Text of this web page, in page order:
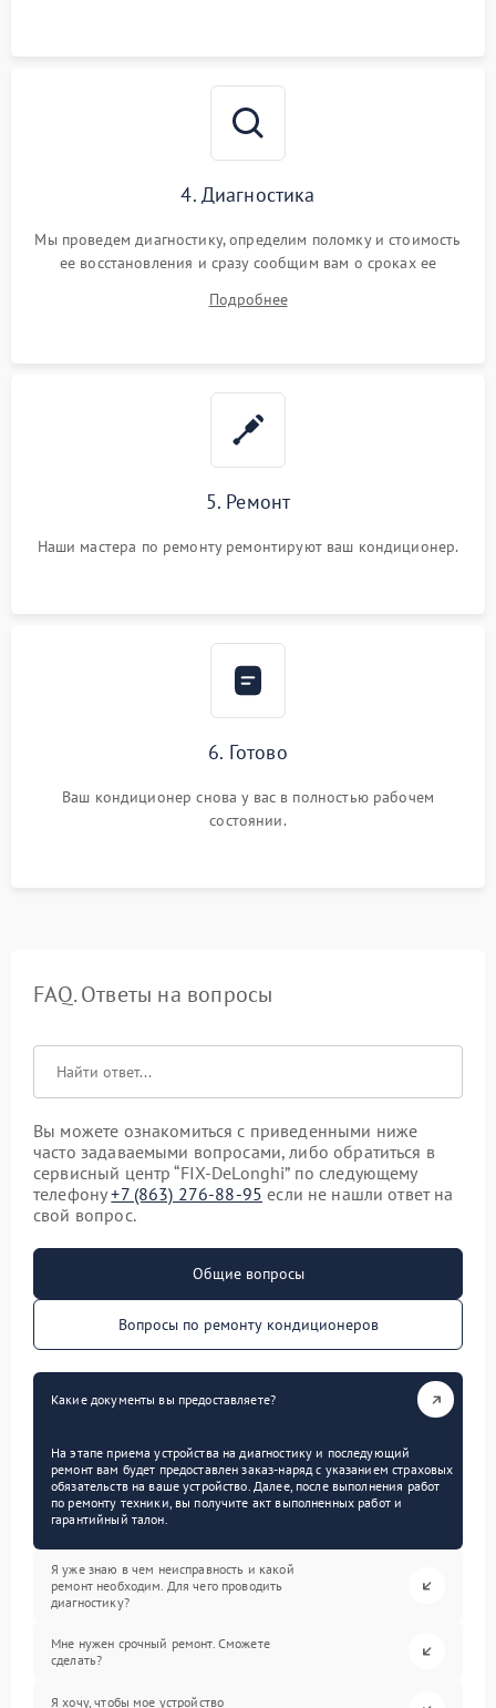
4. Диагностика
Мы проведем диагностику, определим поломку и стоимость
ее восстановления и сразу сообщим вам о сроках ее
Подробнее
5. Ремонт
Наши мастера по ремонту ремонтируют ваш кондиционер.
6. Готово
Ваш кондиционер снова у вас в полностью рабочем
состоянии.
FAQ. Ответы на вопросы
Вы можете ознакомиться с приведенными ниже
часто задаваемыми вопросами, либо обратиться в
сервисный центр “FIX-DeLonghi” по следующему
телефону+7 (863) 276-88-95 если не нашли ответ на
свой вопрос.
Общие вопросы
Вопросы по ремонту кондиционеров
Какие документы вы предоставляете?
На этапе приема устройства на диагностику и последующий
ремонт вам будет предоставлен заказ-наряд с указанием страховых
обязательств на ваше устройство. Далее, после выполнения работ
по ремонту техники, вы получите акт выполненных работ и
гарантийный талон.
Я уже знаю в чем неисправность и какой
ремонт необходим. Для чего проводить
диагностику?
Мне нужен срочный ремонт. Сможете
сделать?
Я хочу, чтобы мое устройство